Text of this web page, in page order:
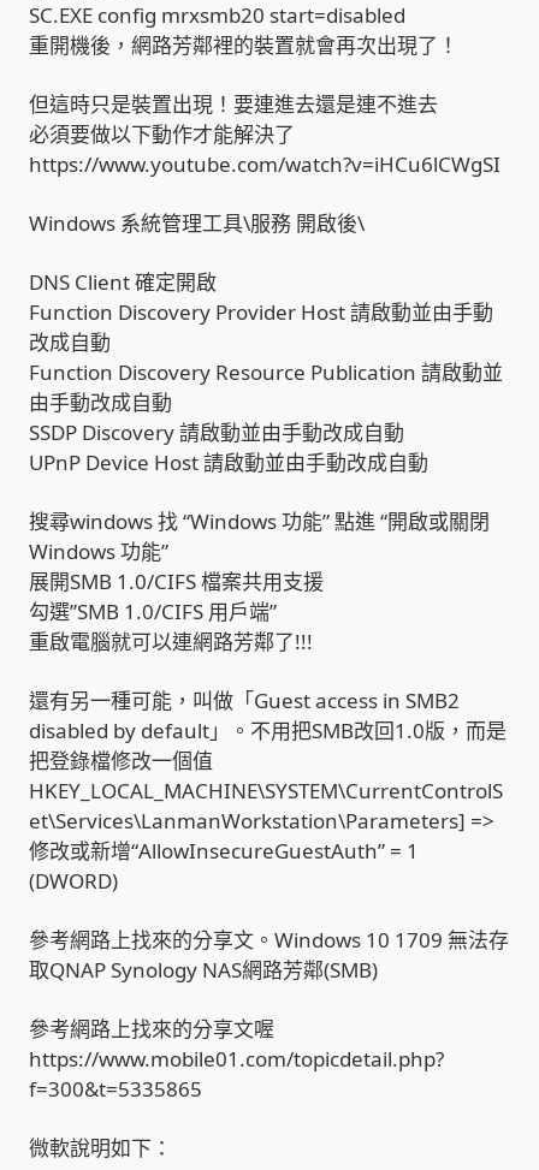
弱電工程-實績案例
插卡計費
監視器安裝維修-實績案例
自動控制PLC專案設計-實績案例
雲端儲值型電表
電子鎖安裝-實績案例
電腦資訊-實績案例
聯絡我們
徵 伙伴
公益贊助、社會貢獻
聯盟合作包商
家庭水電修繕
窗簾 窗飾 丈量安裝
電腦維修銷售
電腦維護合約
電腦租賃方案
捷元電腦 NUC迷你電腦 伺服器
SC.EXE config mrxsmb20 start=disabled
重開機後，網路芳鄰裡的裝置就會再次出現了！
但這時只是裝置出現！要連進去還是連不進去
必須要做以下動作才能解決了
https://www.youtube.com/watch?v=iHCu6lCWgSI
Windows 系統管理工具\服務 開啟後\
DNS Client 確定開啟
Function Discovery Provider Host 請啟動並由手動
改成自動
Function Discovery Resource Publication 請啟動並
由手動改成自動
SSDP Discovery 請啟動並由手動改成自動
UPnP Device Host 請啟動並由手動改成自動
搜尋windows 找 “Windows 功能” 點進 “開啟或關閉
Windows 功能”
展開SMB 1.0/CIFS 檔案共用支援
勾選”SMB 1.0/CIFS 用戶端”
重啟電腦就可以連網路芳鄰了!!!
還有另一種可能，叫做「Guest access in SMB2
disabled by default」。不用把SMB改回1.0版，而是
把登錄檔修改一個值
HKEY_LOCAL_MACHINE\SYSTEM\CurrentControlS
et\Services\LanmanWorkstation\Parameters] =>
修改或新增“AllowInsecureGuestAuth” = 1
(DWORD)
參考網路上找來的分享文。Windows 10 1709 無法存
取QNAP Synology NAS網路芳鄰(SMB)
參考網路上找來的分享文喔
https://www.mobile01.com/topicdetail.php?
f=300&t=5335865
微軟說明如下：